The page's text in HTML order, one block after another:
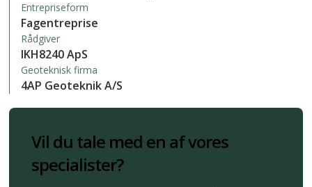
Entrepriseform
Fagentreprise
Rådgiver
IKH8240 ApS
Geoteknisk firma
4AP Geoteknik A/S
Vil du tale med en af vores
specialister?